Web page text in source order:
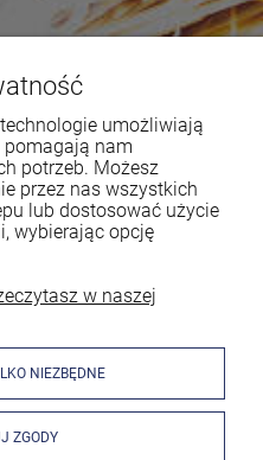
umożliwiają
pomagają nam
potrzeb. Możesz
przez nas wszystkich
lub dostosować użycie
wybierając opcję
w naszej
NIEZBĘDNE
ZGODY